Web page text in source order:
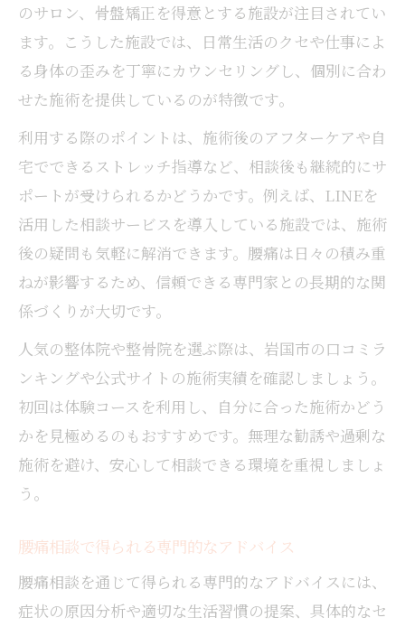
のサロン、骨盤矯正を得意とする施設が注目されてい
ます。こうした施設では、日常生活のクセや仕事によ
る身体の歪みを丁寧にカウンセリングし、個別に合わ
せた施術を提供しているのが特徴です。
利用する際のポイントは、施術後のアフターケアや自
宅でできるストレッチ指導など、相談後も継続的にサ
ポートが受けられるかどうかです。例えば、LINEを
活用した相談サービスを導入している施設では、施術
後の疑問も気軽に解消できます。腰痛は日々の積み重
ねが影響するため、信頼できる専門家との長期的な関
係づくりが大切です。
人気の整体院や整骨院を選ぶ際は、岩国市の口コミラ
ンキングや公式サイトの施術実績を確認しましょう。
初回は体験コースを利用し、自分に合った施術かどう
かを見極めるのもおすすめです。無理な勧誘や過剰な
施術を避け、安心して相談できる環境を重視しましょ
う。
腰痛相談で得られる専門的なアドバイス
腰痛相談を通じて得られる専門的なアドバイスには、
症状の原因分析や適切な生活習慣の提案、具体的なセ